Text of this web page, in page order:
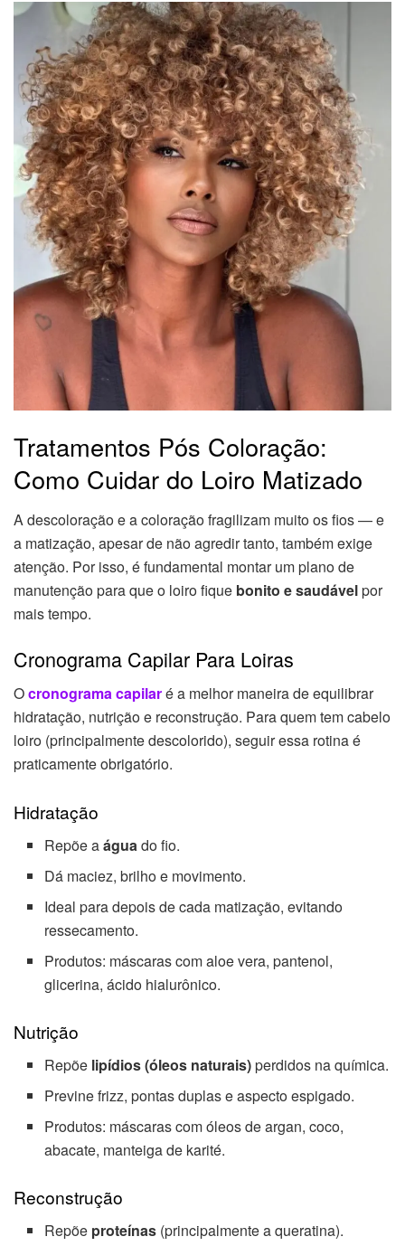
Tratamentos Pós Coloração:
Como Cuidar do Loiro Matizado
A descoloração e a coloração fragilizam muito os fios — e
a matização, apesar de não agredir tanto, também exige
atenção. Por isso, é fundamental montar um plano de
manutenção para que o loiro fique bonito e saudávelpor
mais tempo.
Cronograma Capilar Para Loiras
Ocronograma capilaré a melhor maneira de equilibrar
hidratação, nutrição e reconstrução. Para quem tem cabelo
loiro (principalmente descolorido), seguir essa rotina é
praticamente obrigatório.
Hidratação
Repõe aágua do fio.
Dá maciez, brilho e movimento.
Ideal para depois de cada matização, evitando
ressecamento.
Produtos: máscaras com aloe vera, pantenol,
glicerina, ácido hialurônico.
Nutrição
Repõe lipídios (óleos naturais)perdidos na química.
Previne frizz, pontas duplas e aspecto espigado.
Produtos: máscaras com óleos de argan, coco,
abacate, manteiga de karité.
Reconstrução
Repõe proteínas (principalmente a queratina).